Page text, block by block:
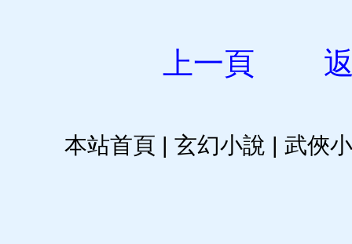
上一頁
本站首頁 | 玄幻小說 | 武俠